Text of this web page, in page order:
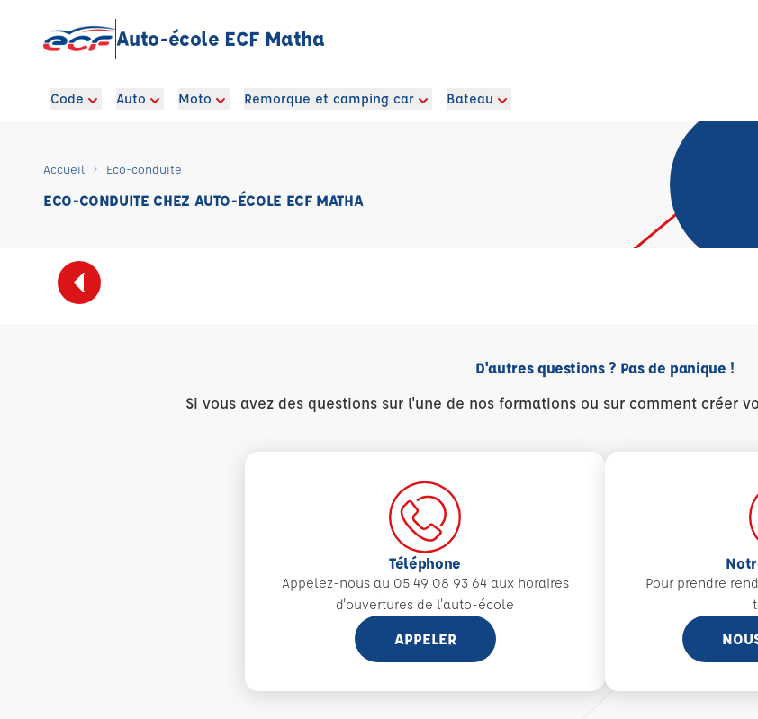
Auto-école ECF Matha
Code Auto Moto Remorque et camping car Bateau
Accueil Eco-conduite
ECO-CONDUITE CHEZ AUTO-ÉCOLE ECF MATHA
D'autres questions ? Pas de panique !
Si vous avez des questions sur l'une de nos formations ou sur comment créer
Téléphone
Appelez-nous au 05 49 08 93 64 aux horaires
d'ouvertures de l'auto-école
APPELER
Pour prendre